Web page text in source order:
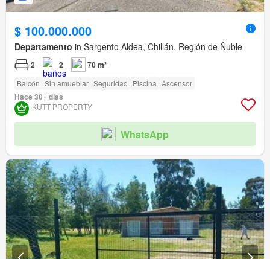
$ 100.000.000
Departamento in Sargento Aldea, Chillán, Región de Ñuble
2 2 70 m²
Balcón Sin amueblar Seguridad Piscina Ascensor
Hace 30+ días
KUTT PROPERTY
WhatsApp